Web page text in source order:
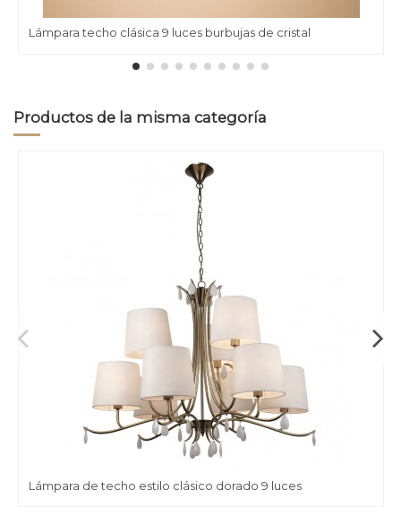
Lámpara techo clásica 9 luces burbujas de cristal
Productos de la misma categoría
Lámpara de techo estilo clásico dorado 9 luces